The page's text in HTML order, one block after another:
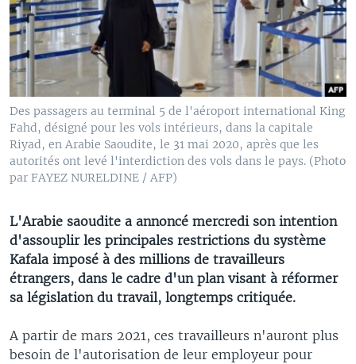
Des passagers au terminal 5 de l'aéroport international King
Fahd, désigné pour les vols intérieurs, dans la capitale
Riyad, en Arabie Saoudite, le 31 mai 2020, après que les
autorités ont levé l'interdiction des vols dans le pays. (Photo
par FAYEZ NURELDINE / AFP)
L'Arabie saoudite a annoncé mercredi son intention
d'assouplir les principales restrictions du système
Kafala imposé à des millions de travailleurs
étrangers, dans le cadre d'un plan visant à réformer
sa législation du travail, longtemps critiquée.
A partir de mars 2021, ces travailleurs n'auront plus
besoin de l'autorisation de leur employeur pour